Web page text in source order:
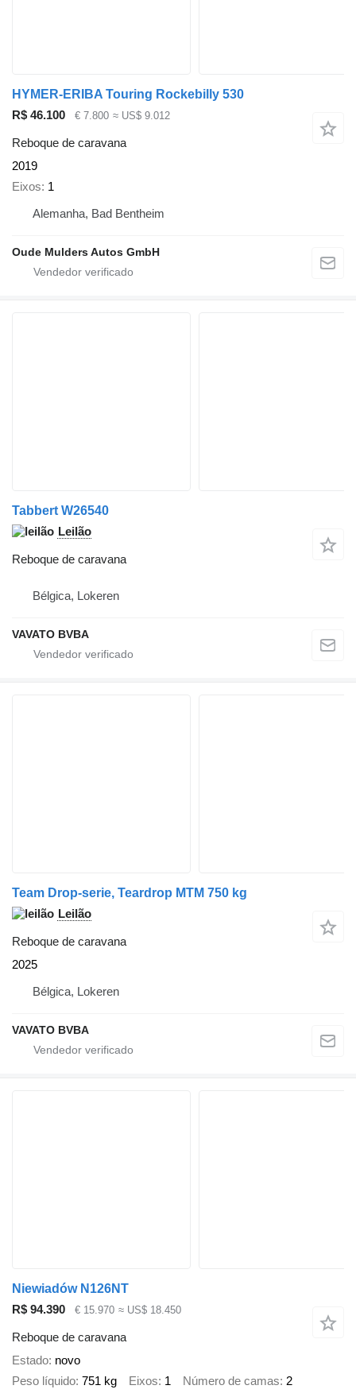
HYMER-ERIBA Touring Rockebilly 530
R$ 46.100
€ 7.800 ≈ US$ 9.012
Reboque de caravana
2019
Eixos 1
Alemanha, Bad Bentheim
Oude Mulders Autos GmbH
Tabbert W26540
Leilão
Reboque de caravana
Bélgica, Lokeren
VAVATO BVBA
Team Drop-serie, Teardrop MTM 750 kg
Leilão
Reboque de caravana
2025
Bélgica, Lokeren
VAVATO BVBA
Niewiadów N126NT
R$ 94.390
€ 15.970 ≈ US$ 18.450
Reboque de caravana
Estado novo
Peso líquido 751 kg Eixos 1 Número de camas 2